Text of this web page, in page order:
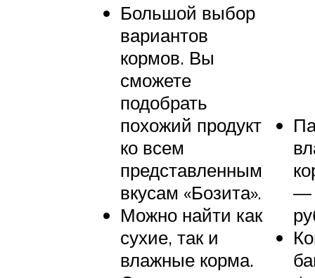
Большой выбор
вариантов
кормов. Вы
сможете
подобрать
похожий продукт
ко всем
представленным
вкусам «Бозита».
Можно найти как
сухие, так и
влажные корма.
—